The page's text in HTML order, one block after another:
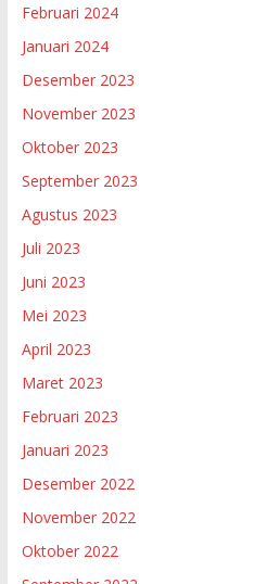
Februari 2024
Januari 2024
Desember 2023
November 2023
Oktober 2023
September 2023
Agustus 2023
Juli 2023
Juni 2023
Mei 2023
April 2023
Maret 2023
Februari 2023
Januari 2023
Desember 2022
November 2022
Oktober 2022